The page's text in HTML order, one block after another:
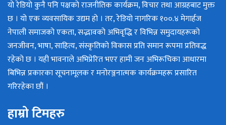
यो रेडियो कुनै पनि पक्षको राजनीतिक कार्यक्रम, विचार तथा आग्रहबाट मुक्त
छ । यो एक व्यवसायिक उद्यम हो । तर, रेडियो नागरिक १००.४ मेगार्हज
नेपाली समाजको एकता, सद्भावको अभिवृद्धि र विभिन्न समुदायहरूको
जनजीवन, भाषा, साहित्य, संस्कृतिको विकास प्रति समान रूपमा प्रतिवद्ध
रहेको छ । यही भावनाले अभिप्रेरित भएर हामी जन अभिरूचिका आधारमा
बिभिन्न प्रकारका सूचनामूलक र मनोरञ्जनात्मक कार्यक्रमहरू प्रसारित
गरिरहेका छौं ।
हाम्रो टिमहरु